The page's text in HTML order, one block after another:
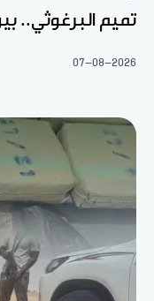
تميم البرغوثي..
07-08-2026